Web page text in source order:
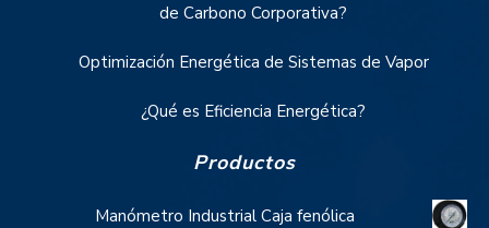
de Carbono Corporativa?
Optimización Energética de Sistemas de Vapor
¿Qué es Eficiencia Energética?
Productos
Manómetro Industrial Caja fenólica